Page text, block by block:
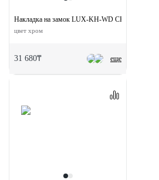
еще
Накладка на замок LUX-KH-WD CRO круглая
цвет хром
31 680₸